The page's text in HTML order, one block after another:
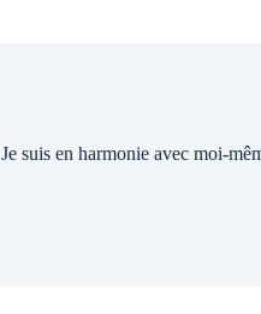
Je suis en harmonie avec moi-